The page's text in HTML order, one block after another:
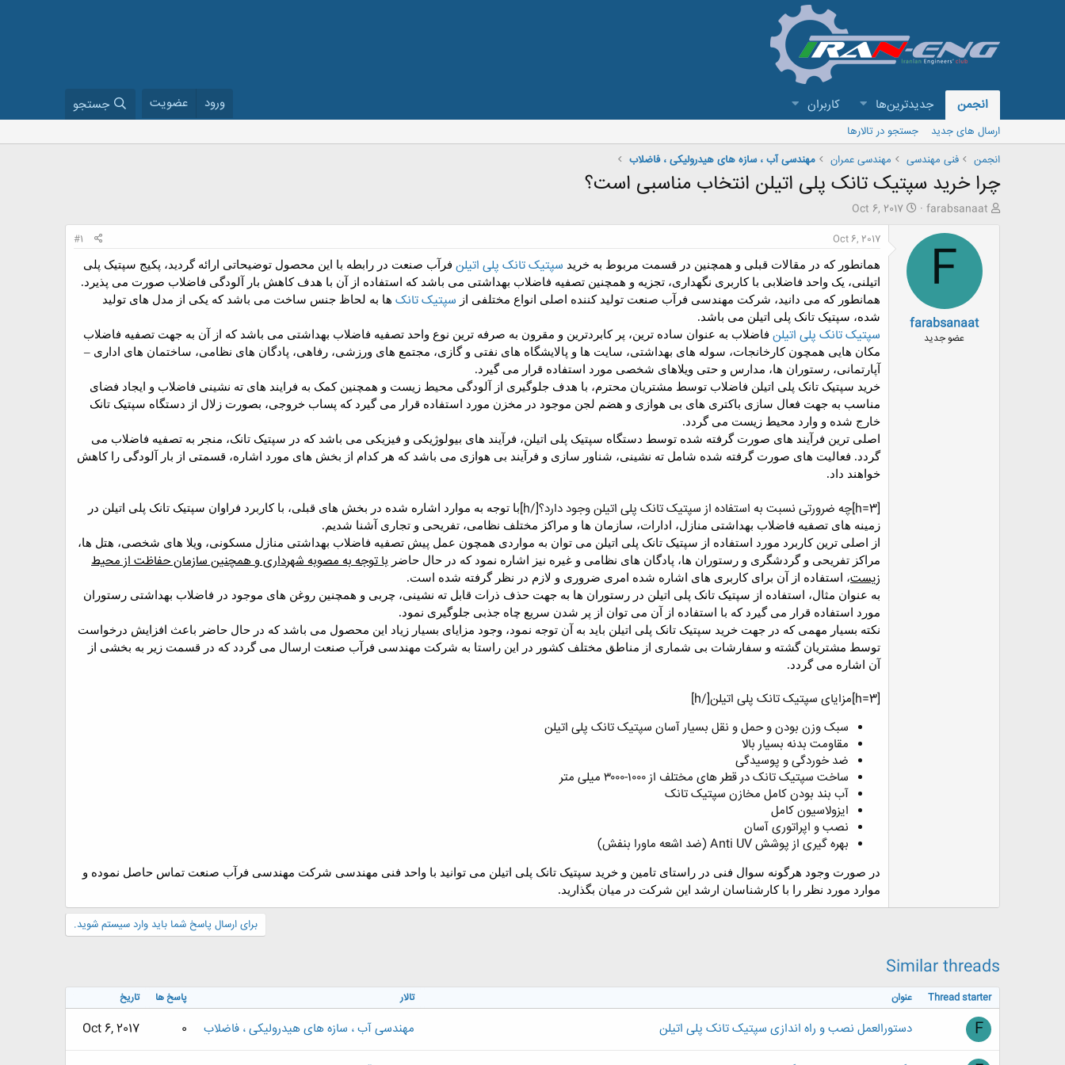
انجمن جدیدترین‌ها کاربران ورود عضویت جستجو
ارسال های جدید
جستجو در تالارها
انجمن
فنی مهندسی مهندسی عمران مهندسی آب ، سازه های هیدرولیکی ، فاضلاب
چرا خرید سپتیک تانک پلی اتیلن انتخاب مناسبی است؟
ش
farabsanaat
تOct 6, 2017
F
farabsanaat
عضو جدید
Oct 6, 2017
#1
همانطور که در مقالات قبلی و همچنین در قسمت مربوط به خرید سپتیک تانک پلی اتیلن فرآب صنعت در رابطه با این محصول توضیحاتی ارائه گردید، پکیج سپتیک پلی
اتیلنی، یک واحد فاضلابی با کاربری نگهداری، تجزیه و همچنین تصفیه فاضلاب بهداشتی می باشد که استفاده از آن با هدف کاهش بار آلودگی فاضلاب صورت می پذیرد.
همانطور که می دانید، شرکت مهندسی فرآب صنعت تولید کننده اصلی انواع مختلفی از سپتیک تانک ها به لحاظ جنس ساخت می باشد که یکی از مدل های تولید
شده، سپتیک تانک پلی اتیلن می باشد.
سپتیک تانک پلی اتیلن فاضلاب به عنوان ساده ترین، پر کابردترین و مقرون به صرفه ترین نوع واحد تصفیه فاضلاب بهداشتی می باشد که از آن به جهت تصفیه فاضلاب
مکان هایی همچون کارخانجات، سوله های بهداشتی، سایت ها و پالایشگاه های نفتی و گازی، مجتمع های ورزشی، رفاهی، پادگان های نظامی، ساختمان های اداری –
آپارتمانی، رستوران ها، مدارس و حتی ویلاهای شخصی مورد استفاده قرار می گیرد.
خرید سپتیک تانک پلی اتیلن فاضلاب توسط مشتریان محترم، با هدف جلوگیری از آلودگی محیط زیست و همچنین کمک به فرایند های ته نشینی فاضلاب و ایجاد فضای
مناسب به جهت فعال سازی باکتری های بی هوازی و هضم لجن موجود در مخزن مورد استفاده قرار می گیرد که پساب خروجی، بصورت زلال از دستگاه سپتیک تانک
خارج شده و وارد محیط زیست می گردد.
اصلی ترین فرآیند های صورت گرفته شده توسط دستگاه سپتیک پلی اتیلن، فرآیند های بیولوژیکی و فیزیکی می باشد که در سپتیک تانک، منجر به تصفیه فاضلاب می
گردد. فعالیت های صورت گرفته شده شامل ته نشینی، شناور سازی و فرآیند بی هوازی می باشد که هر کدام از بخش های مورد اشاره، قسمتی از بار آلودگی را کاهش
خواهند داد.
[h=3]چه ضرورتی نسبت به استفاده از سپتیک تانک پلی اتیلن وجود دارد؟[/h]
با توجه به موارد اشاره شده در بخش های قبلی، با کاربرد فراوان سپتیک تانک پلی اتیلن در
زمینه های تصفیه فاضلاب بهداشتی منازل، ادارات، سازمان ها و مراکز مختلف نظامی، تفریحی و تجاری آشنا شدیم.
از اصلی ترین کاربرد مورد استفاده از سپتیک تانک پلی اتیلن می توان به مواردی همچون عمل پیش تصفیه فاضلاب بهداشتی منازل مسکونی، ویلا های شخصی، هتل ها،
مراکز تفریحی و گردشگری و رستوران ها، پادگان های نظامی و غیره نیز اشاره نمود که در حال حاضر با توجه به مصوبه شهرداری و همچنین سازمان حفاظت از محیط
زیست، استفاده از آن برای کاربری های اشاره شده امری ضروری و لازم در نظر گرفته شده است.
به عنوان مثال، استفاده از سپتیک تانک پلی اتیلن در رستوران ها به جهت حذف ذرات قابل ته نشینی، چربی و همچنین روغن های موجود در فاضلاب بهداشتی رستوران
مورد استفاده قرار می گیرد که با استفاده از آن می توان از پر شدن سریع چاه جذبی جلوگیری نمود.
نکته بسیار مهمی که در جهت خرید سپتیک تانک پلی اتیلن باید به آن توجه نمود، وجود مزایای بسیار زیاد این محصول می باشد که در حال حاضر باعث افزایش درخواست
توسط مشتریان گشته و سفارشات بی شماری از مناطق مختلف کشور در این راستا به شرکت مهندسی فرآب صنعت ارسال می گردد که در قسمت زیر به بخشی از
آن اشاره می گردد.
[h=3]مزایای سپتیک تانک پلی اتیلن[/h]
سبک وزن بودن و حمل و نقل بسیار آسان سپتیک تانک پلی اتیلن
مقاومت بدنه بسیار بالا
ضد خوردگی و پوسیدگی
ساخت سپتیک تانک در قطر های مختلف از ۱۰۰۰-۳۰۰۰ میلی متر
آب بند بودن کامل مخازن سپتیک تانک
ایزولاسیون کامل
نصب و اپراتوری آسان
بهره گیری از پوشش Anti UV (ضد اشعه ماورا بنفش)
در صورت وجود هرگونه سوال فنی در راستای تامین و خرید سپتیک تانک پلی اتیلن می توانید با واحد فنی مهندسی شرکت مهندسی فرآب صنعت تماس حاصل نموده و
موارد مورد نظر را با کارشناسان ارشد این شرکت در میان بگذارید.
برای ارسال پاسخ شما باید وارد سیستم شوید.
Similar threads
Thread starter عنوان تالار پاسخ ها تاریخ
F دستورالعمل نصب و راه اندازی سپتیک تانک پلی اتیلن مهندسی آب ، سازه های هیدرولیکی ، فاضلاب 0
Oct 6, 2017